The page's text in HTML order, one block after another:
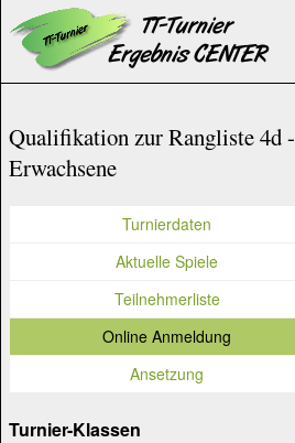
Qualifikation zur Rangliste 4d -
Erwachsene
Turnierdaten
Aktuelle Spiele
Teilnehmerliste
Online Anmeldung
Ansetzung
Turnier-Klassen